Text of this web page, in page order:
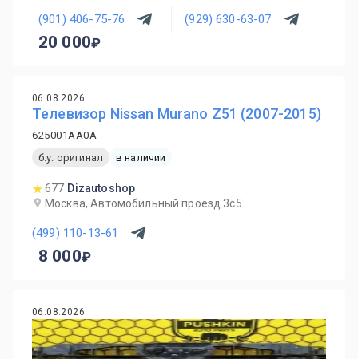
(901) 406-75-76 (929) 630-63-07
20 000
06.08.2026
Телевизор Nissan Murano Z51 (2007-2015)
625001AA0A
б.у. оригинал
в наличии
677 Dizautoshop
Москва, Автомобильный проезд 3с5
(499) 110-13-61
8 000
06.08.2026